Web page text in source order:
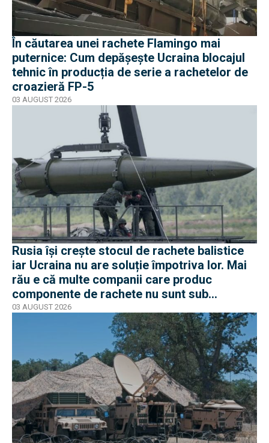
În căutarea unei rachete Flamingo mai
puternice: Cum depășește Ucraina blocajul
tehnic în producția de serie a rachetelor de
croazieră FP-5
03 AUGUST 2026
Rusia își crește stocul de rachete balistice
iar Ucraina nu are soluție împotriva lor. Mai
rău e că multe companii care produc
componente de rachete nu sunt sub
sancțiuni în Occident
03 AUGUST 2026